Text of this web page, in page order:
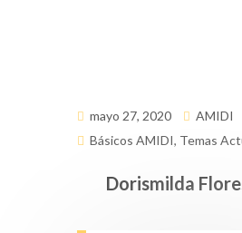
mayo 27, 2020
AMIDI
Básicos AMIDI, Temas
Dorismilda